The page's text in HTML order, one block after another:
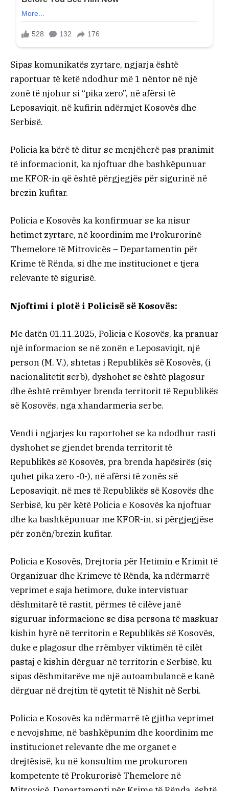
Sipas komunikatës zyrtare, ngjarja është
raportuar të ketë ndodhur më 1 nëntor në një
zonë të njohur si “pika zero”, në afërsi të
Leposaviqit, në kufirin ndërmjet Kosovës dhe
Serbisë.
Policia ka bërë të ditur se menjëherë pas pranimit
të informacionit, ka njoftuar dhe bashkëpunuar
me KFOR-in që është përgjegjës për sigurinë në
brezin kufitar.
Policia e Kosovës ka konfirmuar se ka nisur
hetimet zyrtare, në koordinim me Prokurorinë
Themelore të Mitrovicës – Departamentin për
Krime të Rënda, si dhe me institucionet e tjera
relevante të sigurisë.
Njoftimi i plotë i Policisë së Kosovës:
Me datën 01.11.2025, Policia e Kosovës, ka pranuar
një informacion se në zonën e Leposaviqit, një
person (M. V.), shtetas i Republikës së Kosovës, (i
nacionalitetit serb), dyshohet se është plagosur
dhe është rrëmbyer brenda territorit të Republikës
së Kosovës, nga xhandarmeria serbe.
Vendi i ngjarjes ku raportohet se ka ndodhur rasti
dyshohet se gjendet brenda territorit të
Republikës së Kosovës, pra brenda hapësirës (siç
quhet pika zero -0-), në afërsi të zonës së
Leposaviqit, në mes të Republikës së Kosovës dhe
Serbisë, ku për këtë Policia e Kosovës ka njoftuar
dhe ka bashkëpunuar me KFOR-in, si përgjegjëse
për zonën/brezin kufitar.
Policia e Kosovës, Drejtoria për Hetimin e Krimit të
Organizuar dhe Krimeve të Rënda, ka ndërmarrë
veprimet e saja hetimore, duke intervistuar
dëshmitarë të rastit, përmes të cilëve janë
siguruar informacione se disa persona të maskuar
kishin hyrë në territorin e Republikës së Kosovës,
duke e plagosur dhe rrëmbyer viktimën të cilët
pastaj e kishin dërguar në territorin e Serbisë, ku
sipas dëshmitarëve me një autoambulancë e kanë
dërguar në drejtim të qytetit të Nishit në Serbi.
Policia e Kosovës ka ndërmarrë të gjitha veprimet
e nevojshme, në bashkëpunim dhe koordinim me
institucionet relevante dhe me organet e
drejtësisë, ku në konsultim me prokuroren
kompetente të Prokurorisë Themelore në